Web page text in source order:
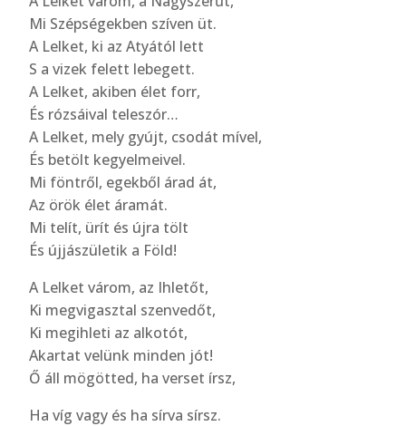
Mi Szépségekben szíven üt.
A Lelket, ki az Atyától lett
S a vizek felett lebegett.
A Lelket, akiben élet forr,
És rózsáival teleszór…
A Lelket, mely gyújt, csodát mível,
És betölt kegyelmeivel.
Mi föntről, egekből árad át,
Az örök élet áramát.
Mi telít, ürít és újra tölt
És újjászületik a Föld!
A Lelket várom, az Ihletőt,
Ki megvigasztal szenvedőt,
Ki megihleti az alkotót,
Akartat velünk minden jót!
Ő áll mögötted, ha verset írsz,
Ha víg vagy és ha sírva sírsz.